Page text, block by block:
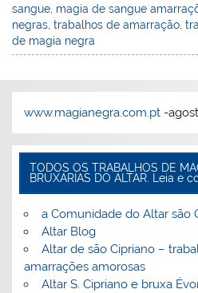
sangue magia de sangue
negras ,trabalhos de amarração ,
de magia negra
www.magianegra.com.pt -
TODOS OS TRABALHOS DE
BRUXARIAS DO ALTAR. Leia e
a Comunidade do Altar são
Altar Blog
Altar de são Cipriano –
amarrações amorosas
Altar S. Cipriano e bruxa